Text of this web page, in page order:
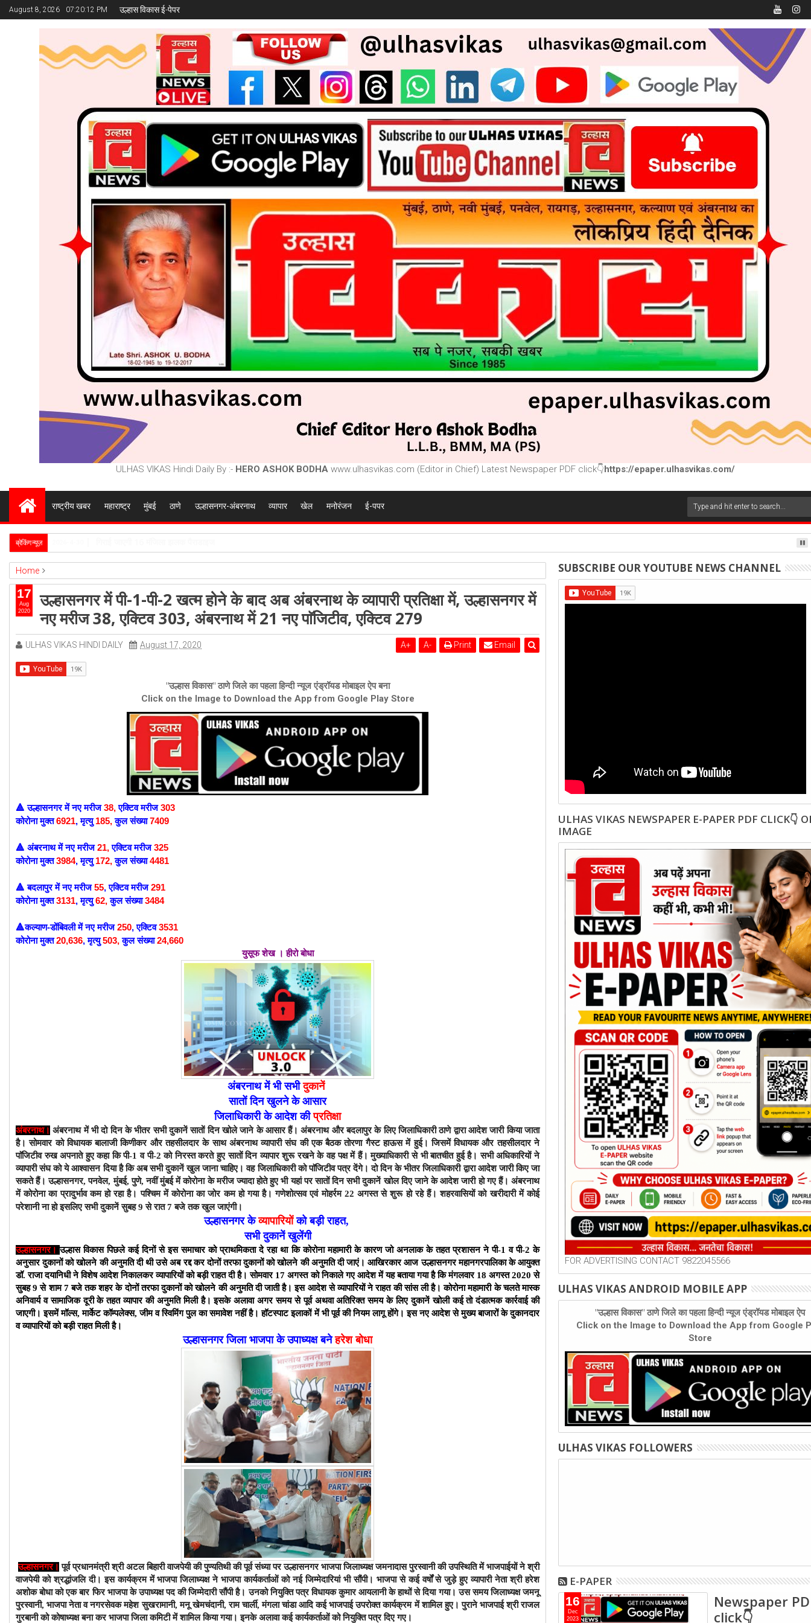
August 8, 2026 07:20:14 PM उल्हास विकास ई-पेपर
ULHAS VIKAS Hindi Daily By :- HERO ASHOK BODHA www.ulhasvikas.com (Editor in Chief) Latest Newspaper PDF click👇https://epaper.ulhasvikas.com/
राष्ट्रीय खबर महाराष्ट्र मुंबई ठाणे उल्हासनगर-अंबरनाथ व्यापार खेल मनोरंजन ई-पपर
ब्रेकिंग न्यूज़
Home
ambernath
Featured kalyan
ulhasnagar
उल्हासनगर में पी-1-पी-2 खत्म होने के बाद अब अंबरनाथ के व्यापारी प्रतिक्षा में, उल्हासनगर में नए मरीज 38, एक्टिव 303, अंबरनाथ में 21 नए पाॅजिटीव, एक्टिव 279
उल्हासनगर में पी-1-पी-2 खत्म होने के बाद अब अंबरनाथ के व्यापारी प्रतिक्षा में, उल्हासनगर में
नए मरीज 38, एक्टिव 303, अंबरनाथ में 21 नए पाॅजिटीव, एक्टिव 279
ULHAS VIKAS HINDI DAILY August 17, 2020 A+ A- Print Email
"उल्हास विकास" ठाणे जिले का पहला हिन्दी न्यूज एंड्रॉयड मोबाइल ऐप बना
Click on the Image to Download the App from Google Play Store
🔺उल्हासनगर मेंनए मरीज38,एक्टिव मरीज303
कोरोना मुक्त6921,मृत्यु185,कुल संख्या7409
🔺 अंबरनाथ मेंनए मरीज21,एक्टिव मरीज325
कोरोना मुक्त3984,मृत्यु172, कुल संख्या4481
🔺 बदलापुर में नए मरीज55, एक्टिव मरीज291
कोरोना मुक्त3131,मृत्यु62,कुल संख्या3484
🔺कल्याण-डोंबिवली मेंनए मरीज250,एक्टिव3531
कोरोना मुक्त20,636,मृत्यु503,कुल संख्या24,660
युसूफ शेख । हीरो बोधा
अंबरनाथ में भी सभीदुकानें
सातोंदिन खुलने के आसार
जिलाधिकारी के आदेश कीप्रतिक्षा
अंबरनाथ। अंबरनाथ में भी दो दिन के भीतर सभी दुकानें सातों दिन खोले जाने के आसार हैं। अंबरनाथ और बदलापुर के लिए जिलाधिकारी ठाणे द्वारा आदेश जारी किया जाता
है। सोमवार को विधायक बालाजी किणीकर और तहसीलदार के साथ अंबरनाथ व्यापारी संघ की एक बैठक तोरणा गैस्ट हाऊस में हुई। जिसमें विधायक और तहसीलदार ने
पाॅजिटीव रुख अपनाते हुए कहा कि पी-1 व पी-2 को निरस्त करते हुए सातों दिन व्यापार शुरू रखने के वह पक्ष में हैं। मुख्याधिकारी से भी बातचीत हुई है। सभी अधिकारियों ने
व्यापारी संघ को ये आश्वासन दिया है कि अब सभी दुकानें खुल जाना चाहिए। वह जिलाधिकारी को पाॅजिटीव पत्र देंगे। दो दिन के भीतर जिलाधिकारी द्वारा आदेश जारी किए जा
सकते हैं। उल्हासनगर, पनवेल, मुंबई, पुणे, नवीं मुंबई में कोरोना के मरीज ज्यादा होते हुए भी यहां पर सातों दिन सभी दुकानें खोल दिए जाने के आदेश जारी हो गए हैं। अंबरनाथ
में कोरोना का प्रादुर्भाव कम हो रहा है। पश्चिम में कोरोना का जोर कम हो गया है। गणेशोत्सव एवं मोहर्रम 22 अगस्त से शुरू हो रहे हैं। शहरवासियों को खरीदारी में कोई
परेशानी ना हो इसलिए सभी दुकानें सुबह 9 से रात 7 बजे तक खुल जाएंगी।
उल्हासनगर केव्यापारियोंको बड़ी राहत,
सभी दुकानें खुलेंगी
उल्हासनगर।उल्हास विकास पिछले कई दिनों से इस समाचार को प्राथमिकता दे रहा था कि कोरोना महामारी के कारण जो अनलाक के तहत प्रशासन ने पी-1 व पी-2 के
अनुसार दुकानों को खोलने की अनुमति दी थी उसे अब रद्द कर दोनों तरफा दुकानों को खोलने की अनुमति दी जाएं। आखिरकार आज उल्हासनगर महानगरपालिका के आयुक्त
डॉ. राजा दयानिधी ने विशेष आदेश निकालकर व्यापारियों को बड़ी राहत दी है। सोमवार 17 अगस्त को निकाले गए आदेश में यह बताया गया है कि मंगलवार 18 अगस्त 2020 से
सुबह 9 से शाम 7 बजे तक शहर के दोनों तरफा दुकानों को खोलने की अनुमति दी जाती है। इस आदेश से व्यापारियों ने राहत की सांस ली है। कोरोना महामारी के चलते मास्क
अनिवार्य व सामाजिक दूरी के तहत व्यापार की अनुमति मिली है। इसके अलावा अगर समय से पूर्व अथवा अतिरिक्त समय के लिए दुकानें खोली कई तो दंडात्मक कार्रवाई की
जाएगी। इसमें मॉल्स, मार्केट कॉम्पलेक्स, जीम व स्विमिंग पुल का समावेश नहीं है। हॉटस्पाट इलाकों में भी पूर्व की नियम लागू होंगे। इस नए आदेश से मुख्य बाजारों के दुकानदार
व व्यापारियों को बड़ी राहत मिली है।
उल्हासनगर जिला भाजपा के उपाध्यक्ष बनेहरेश बोधा
उल्हासनगर। पूर्व प्रधानमंत्री श्री अटल बिहारी वाजपेयी की पुण्यतिथी की पूर्व संध्या पर उल्हासनगर भाजपा जिलाध्यक्ष जमनादास पुरस्वानी की उपस्थिति में भाजपाईयों ने श्री
वाजपेयी को श्रद्धांजलि दी। इस कार्यक्रम में भाजपा जिलाध्यक्ष ने भाजपा कार्यकर्ताओं को नई जिम्मेदारियां भी सौंपी। भाजपा से कई वर्षों से जुड़े हुए व्यापारी नेता श्री हरेश
अशोक बोधा को एक बार फिर भाजपा के उपाध्यक्ष पद की जिम्मेदारी सौंपी है। उनको नियुक्ति पत्र विधायक कुमार आयलानी के हाथों से दिया गया। उस समय जिलाध्यक्ष जमनू
पुरस्वानी, भाजपा नेता व नगरसेवक महेश सुखरामानी, मनू खेमचंदानी, राम चार्ली, मंगला चांडा आदि कई भाजपाई उपरोक्त कार्यक्रम में शामिल हुए। पुराने भाजपाई श्री राजल
गुरबानी को कोषाध्यक्ष बना कर भाजपा जिला कमिटी में शामिल किया गया। इनके अलावा कई कार्यकर्ताओं को नियुक्ति पत्र दिए गए।
17
Aug
2020
SUBSCRIBE OUR YOUTUBE NEWS CHANNEL
ULHAS VIKAS NEWSPAPER E-PAPER PDF CLICK👇
IMAGE
FOR ADVERTISING CONTACT 9822045566
ULHAS VIKAS ANDROID MOBILE APP
"उल्हास विकास" ठाणे जिले का पहला हिन्दी न्यूज एंड्रॉयड मोबाइल ऐप
Click on the Image to Download the App from Google
Store
ULHAS VIKAS FOLLOWERS
E-PAPER
16
Dec
2023
Newspaper
click👇